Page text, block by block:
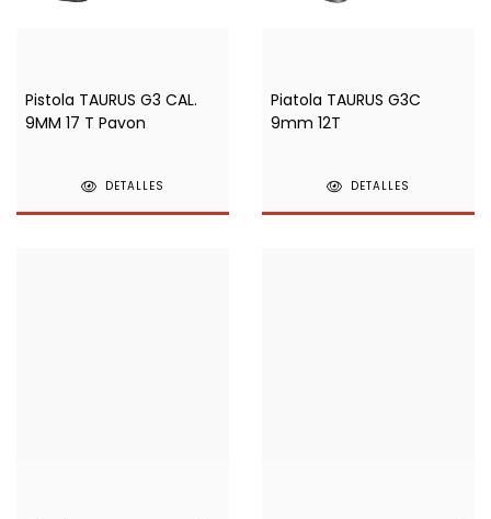
Pistola TAURUS G3 CAL.
9MM 17 T Pavon
DETALLES
Piatola TAURUS G3C
9mm 12T
DETALLES